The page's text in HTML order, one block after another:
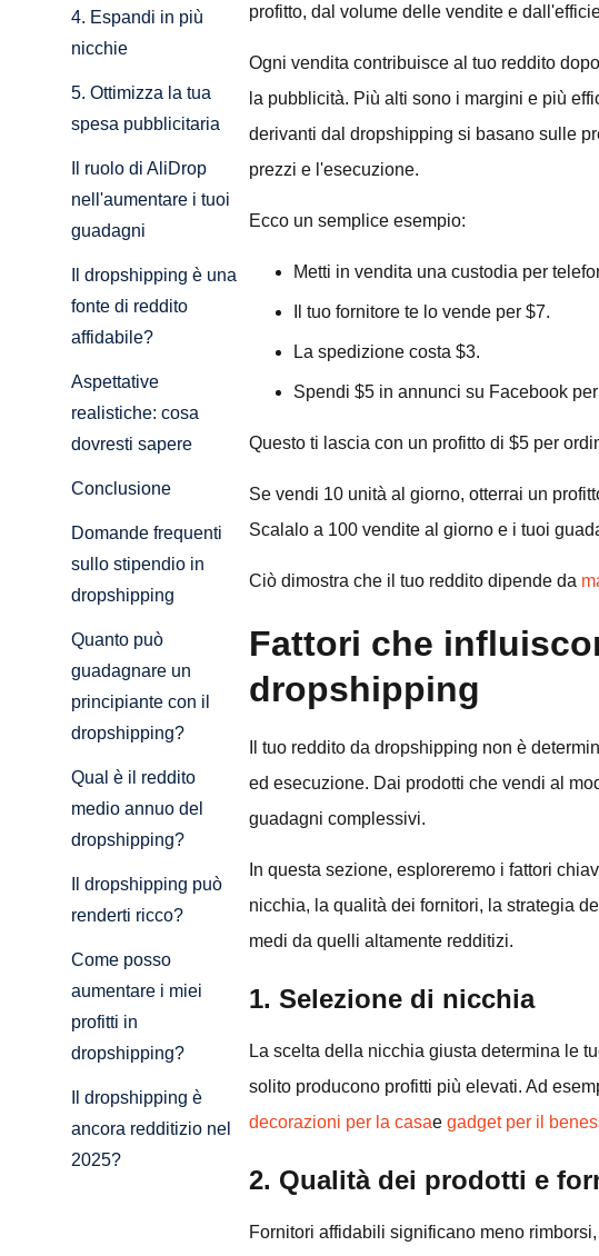
4. Espandi in più
nicchie
5. Ottimizza la tua
spesa pubblicitaria
Il ruolo di AliDrop
nell'aumentare i tuoi
guadagni
Il dropshipping è una
fonte di reddito
affidabile?
Aspettative
realistiche: cosa
dovresti sapere
Conclusione
Domande frequenti
sullo stipendio in
dropshipping
Quanto può
guadagnare un
principiante con il
dropshipping?
Qual è il reddito
medio annuo del
dropshipping?
Il dropshipping può
renderti ricco?
Come posso
aumentare i miei
profitti in
dropshipping?
Il dropshipping è
ancora redditizio nel
2025?
profitto, dal volume delle vendite e
Ogni vendita contribuisce al tuo reddito
la pubblicità. Più alti sono i margini e più
derivanti dal dropshipping si basano sulle
prezzi e l'esecuzione.
Ecco un semplice esempio:
Metti in vendita una custodia per
Il tuo fornitore te lo vende per $7.
La spedizione costa $3.
Spendi $5 in annunci su Facebook
Questo ti lascia con un profitto di $5 per
Se vendi 10 unità al giorno, otterrai un
Scalalo a 100 vendite al giorno e i tuoi
Ciò dimostra che il tuo reddito dipende da
Fattori che
dropshipping
Il tuo reddito da dropshipping non è
ed esecuzione. Dai prodotti che vendi al
guadagni complessivi.
In questa sezione, esploreremo i fattori
nicchia, la qualità dei fornitori, la strategia
medi da quelli altamente redditizi.
1. Selezione di nicchia
La scelta della nicchia giusta determina le
solito producono profitti più elevati. Ad
decorazioni per la casae gadget per il
2. Qualità dei prodotti e
Fornitori affidabili significano meno